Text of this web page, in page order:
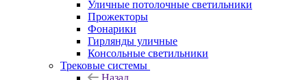
Уличные потолочные светильники
Прожекторы
Фонарики
Гирлянды уличные
Консольные светильники
Трековые системы
Назад